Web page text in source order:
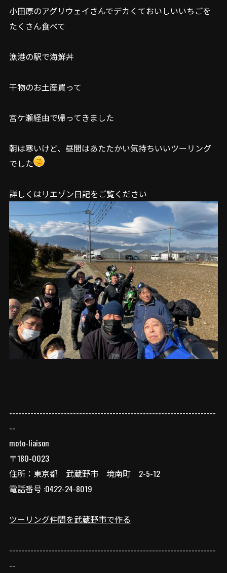
小田原のアグリウェイさんでデカくておいしいいちごを
たくさん食べて
漁港の駅で海鮮丼
干物のお土産買って
宮ケ瀬経由で帰ってきました
朝は寒いけど、昼間はあたたかい気持ちいいツーリング
でした
詳しくはリエゾン日記をご覧ください
--------------------------------------------------------------------
--
moto-liaison
〒180-0023
住所：東京都 武蔵野市 境南町 2-5-12
電話番号 :0422-24-8019
ツーリング仲間を武蔵野市で作る
--------------------------------------------------------------------
--